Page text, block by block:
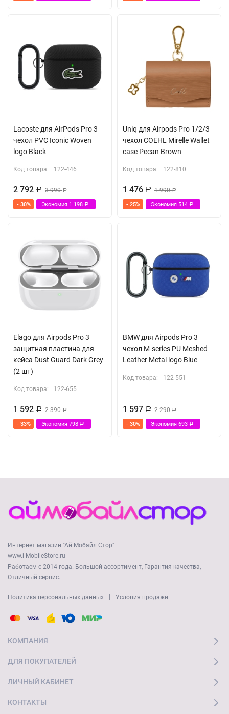
Lacoste для AirPods Pro 3
чехол PVC Iconic Woven
logo Black
Код товара: 122-446
2 792 Р 3 990Р
- 30% Экономия 1 198 Р
Uniq для Airpods Pro 1/2/3
чехол COEHL Mirelle Wallet
case Pecan Brown
Код товара: 122-810
1 476 Р 1 990Р
- 25% Экономия 514 Р
Elago для Airpods Pro 3
защитная пластина для
кейса Dust Guard Dark Grey
(2 шт)
Код товара: 122-655
1 592 Р 2 390Р
- 33% Экономия 798 Р
BMW для Airpods Pro 3
чехол M-series PU Meshed
Leather Metal logo Blue
Код товара: 122-551
1 597 Р 2 290Р
- 30% Экономия 693 Р
Интернет магазин "Ай Мобайл Стор"
www.i-MobileStore.ru
Работаем с 2014 года. Большой ассортимент, Гарантия качества,
Отличный сервис.
Политика персональных данных | Условия продажи
КОМПАНИЯ
ДЛЯ ПОКУПАТЕЛЕЙ
ЛИЧНЫЙ КАБИНЕТ
КОНТАКТЫ